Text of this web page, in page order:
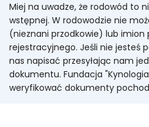
Miej na uwadze, że rodowód to
wstępnej. W rodowodzie nie
(nieznani przodkowie) lub imion
rejestracyjnego. Jeśli nie jesteś
nas napisać przesyłając nam
dokumentu. Fundacja
weryfikować dokumenty